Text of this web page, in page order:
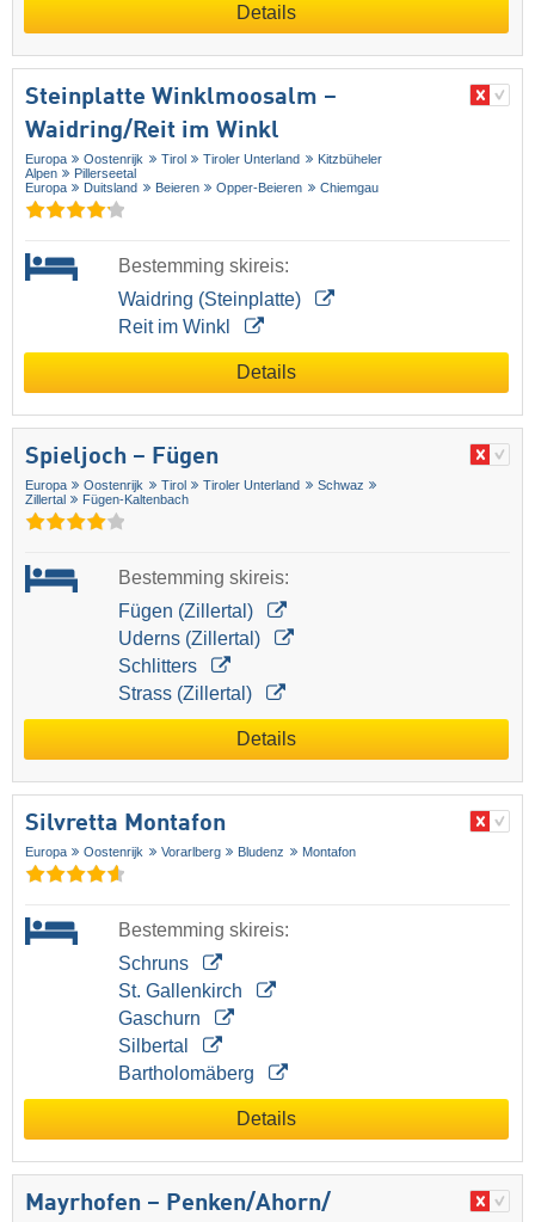
Details
Steinplatte Winklmoosalm –
Waidring/​Reit im Winkl
Europa Oostenrijk Tirol Tiroler Unterland
Kitzbüheler
Alpen
Pillerseetal
Europa
Duitsland Beieren Opper-Beieren Chiemgau
Bestemming skireis:
Waidring (Steinplatte)
Reit im Winkl
Details
Spieljoch – Fügen
Europa Oostenrijk Tirol Tiroler Unterland
Schwaz
Zillertal
Fügen-Kaltenbach
Bestemming skireis:
Fügen (Zillertal)
Uderns (Zillertal)
Schlitters
Strass (Zillertal)
Details
Silvretta Montafon
Europa Oostenrijk Vorarlberg Bludenz Montafon
Bestemming skireis:
Schruns
St. Gallenkirch
Gaschurn
Silbertal
Bartholomäberg
Details
Mayrhofen – Penken/​Ahorn/​